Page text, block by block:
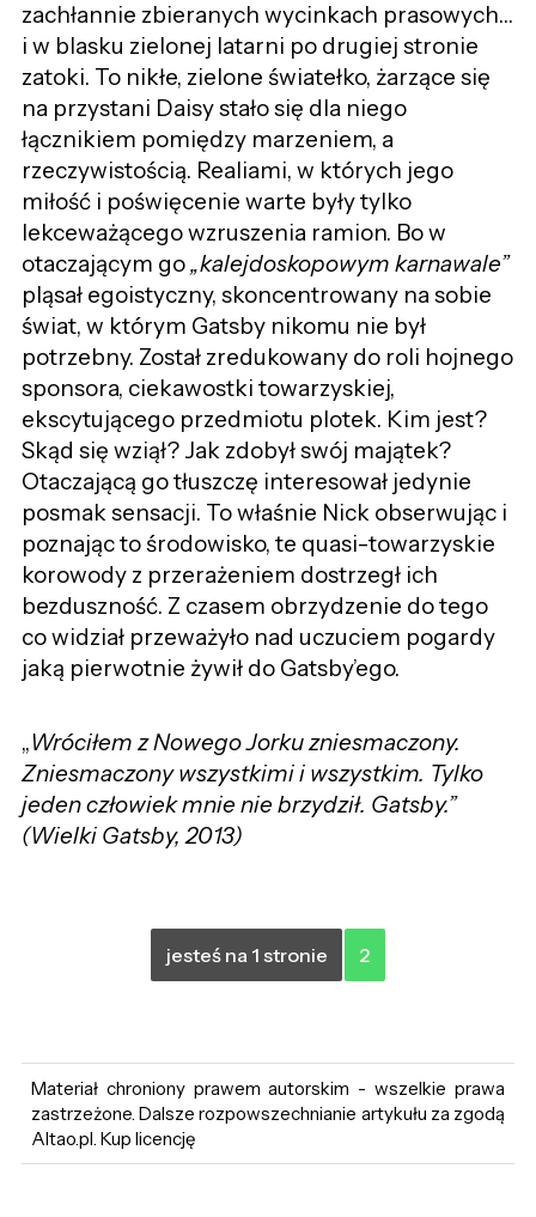
zachłannie zbieranych wycinkach prasowych…
i w blasku zielonej latarni po drugiej stronie
zatoki. To nikłe, zielone światełko, żarzące się
na przystani Daisy stało się dla niego
łącznikiem pomiędzy marzeniem, a
rzeczywistością. Realiami, w których jego
miłość i poświęcenie warte były tylko
lekceważącego wzruszenia ramion. Bo w
otaczającym go„kalejdoskopowym karnawale”
pląsał egoistyczny, skoncentrowany na sobie
świat, w którym Gatsby nikomu nie był
potrzebny. Został zredukowany do roli hojnego
sponsora, ciekawostki towarzyskiej,
ekscytującego przedmiotu plotek. Kim jest?
Skąd się wziął? Jak zdobył swój majątek?
Otaczającą go tłuszczę interesował jedynie
posmak sensacji. To właśnie Nick obserwując i
poznając to środowisko, te quasi-towarzyskie
korowody z przerażeniem dostrzegł ich
bezduszność. Z czasem obrzydzenie do tego
co widział przeważyło nad uczuciem pogardy
jaką pierwotnie żywił do Gatsby’ego.
„Wróciłem z Nowego Jorku zniesmaczony.
Zniesmaczony wszystkimi i wszystkim. Tylko
jeden człowiek mnie nie brzydził. Gatsby.”
(Wielki Gatsby, 2013)
jesteś na 1 stronie 2
Materiał chroniony prawem autorskim - wszelkie prawa
zastrzeżone. Dalsze rozpowszechnianie artykułu za zgodą
Altao.pl. Kup licencję